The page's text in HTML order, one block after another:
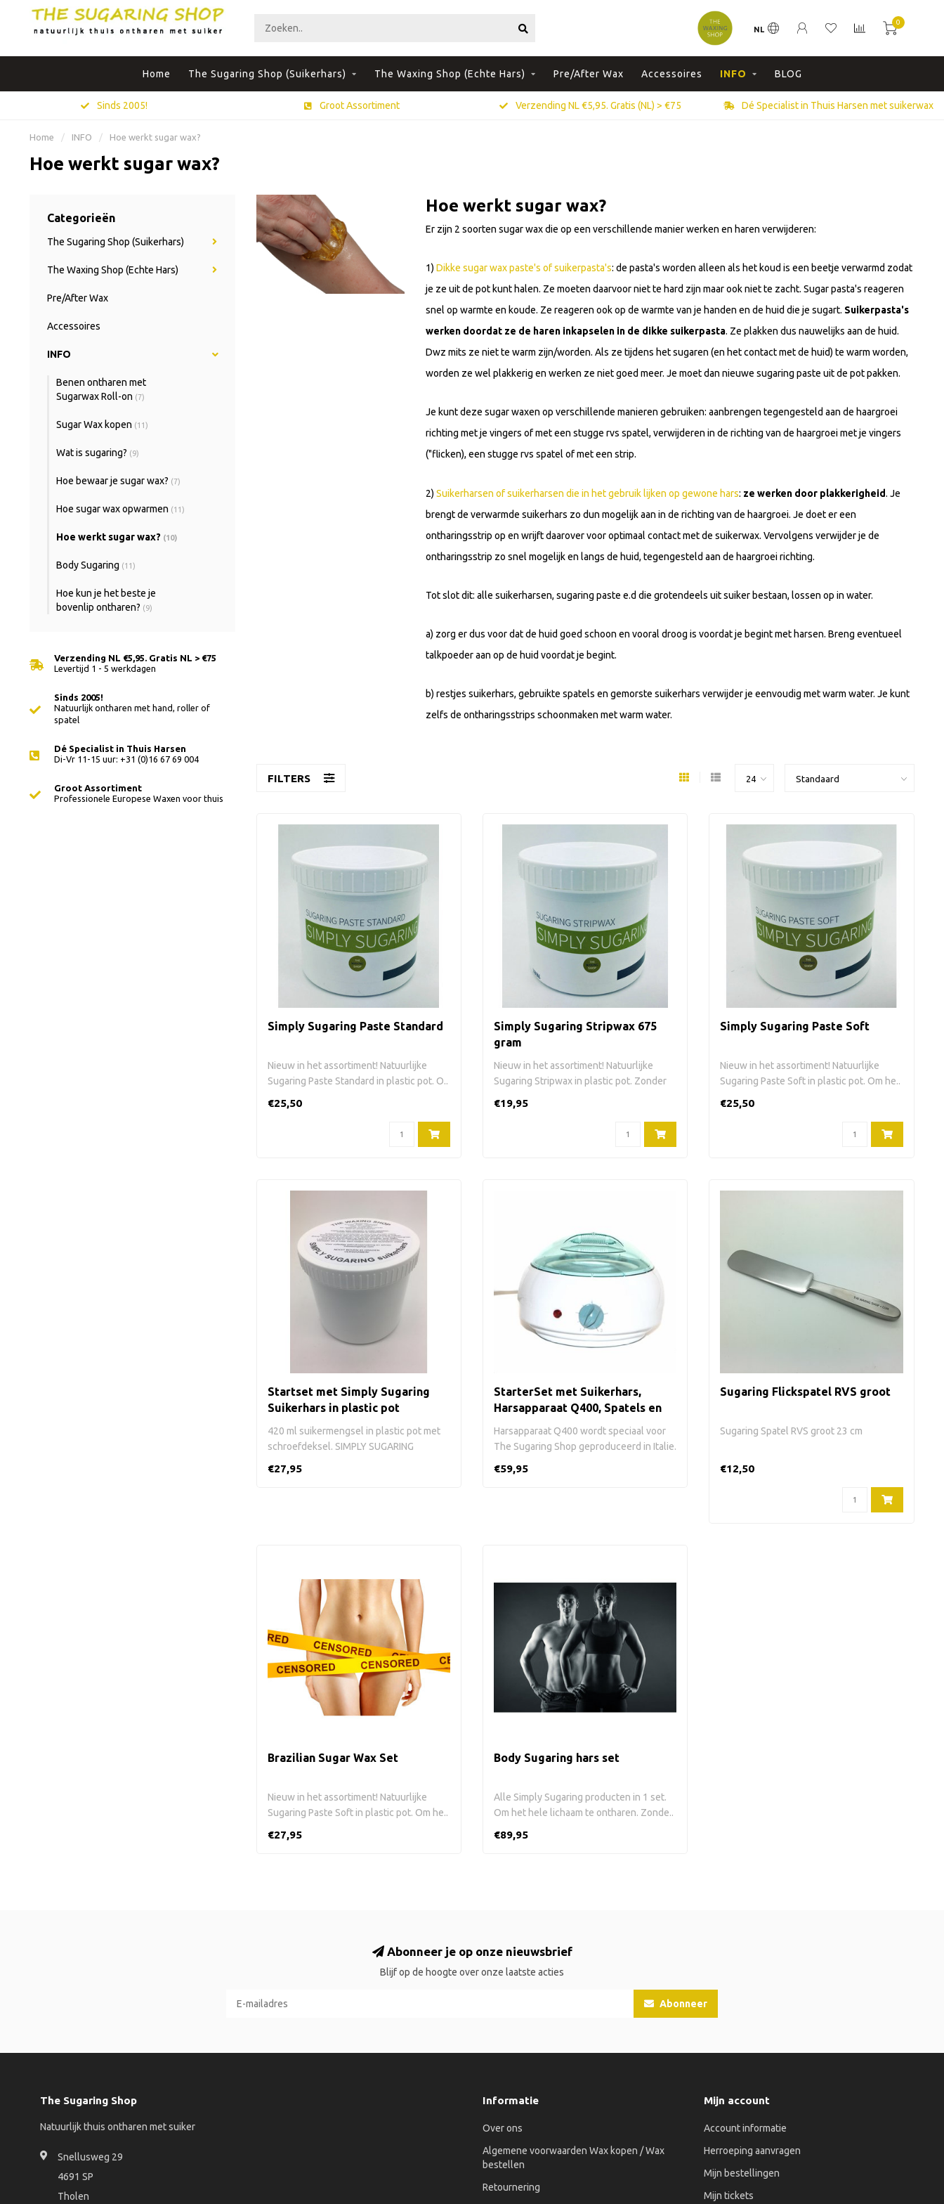
NL
0
Home The Sugaring Shop (Suikerhars) The Waxing Shop (Echte Hars) Pre/After Wax Accessoires INFO BLOG
Sinds 2005! Groot Assortiment Verzending NL €5,95. Gratis (NL) > €75 Dé Specialist in Thuis Harsen met suikerwax
Home / INFO / Hoe werkt sugar wax?
Hoe werkt sugar wax?
Categorieën
The Sugaring Shop (Suikerhars)
The Waxing Shop (Echte Hars)
Pre/After Wax
Accessoires
INFO
Benen ontharen met
Sugarwax Roll-on (7)
Sugar Wax kopen (11)
Wat is sugaring? (9)
Hoe bewaar je sugar wax? (7)
Hoe sugar wax opwarmen (11)
Hoe werkt sugar wax? (10)
Body Sugaring (11)
Hoe kun je het beste je
bovenlip ontharen? (9)
Verzending NL €5,95. Gratis NL > €75
Levertijd 1 - 5 werkdagen
Sinds 2005!
Natuurlijk ontharen met hand, roller of
spatel
Dé Specialist in Thuis Harsen
Di-Vr 11-15 uur: +31 (0)16 67 69 004
Groot Assortiment
Professionele Europese Waxen voor thuis
Hoe werkt sugar wax?
Er zijn 2 soorten sugar wax die op een verschillende manier werken en haren verwijderen:
1)Dikke sugar wax paste's of suikerpasta's: de pasta's worden alleen als het koud is een beetje verwarmd zodat
je ze uit de pot kunt halen. Ze moeten daarvoor niet te hard zijn maar ook niet te zacht. Sugar pasta's reageren
snel op warmte en koude. Ze reageren ook op de warmte van je handen en de huid die je sugart. Suikerpasta's
werken doordat ze de haren inkapselen in de dikke suikerpasta. Ze plakken dus nauwelijks aan de huid.
Dwz mits ze niet te warm zijn/worden. Als ze tijdens het sugaren (en het contact met de huid) te warm worden,
worden ze wel plakkerig en werken ze niet goed meer. Je moet dan nieuwe sugaring paste uit de pot pakken.
Je kunt deze sugar waxen op verschillende manieren gebruiken: aanbrengen tegengesteld aan de haargroei
richting met je vingers of met een stugge rvs spatel, verwijderen in de richting van de haargroei met je vingers
("flicken), een stugge rvs spatel of met een strip.
2)Suikerharsen of suikerharsen die in het gebruik lijken op gewone hars: ze werken door plakkerigheid. Je
brengt de verwarmde suikerhars zo dun mogelijk aan in de richting van de haargroei. Je doet er een
ontharingsstrip op en wrijft daarover voor optimaal contact met de suikerwax. Vervolgens verwijder je de
ontharingsstrip zo snel mogelijk en langs de huid, tegengesteld aan de haargroei richting.
Tot slot dit: alle suikerharsen, sugaring paste e.d die grotendeels uit suiker bestaan, lossen op in water.
a) zorg er dus voor dat de huid goed schoon en vooral droog is voordat je begint met harsen. Breng eventueel
talkpoeder aan op de huid voordat je begint.
b) restjes suikerhars, gebruikte spatels en gemorste suikerhars verwijder je eenvoudig met warm water. Je kunt
zelfs de ontharingsstrips schoonmaken met warm water.
FILTERS
Simply Sugaring Paste Standard
Nieuw in het assortiment! Natuurlijke
Sugaring Paste Standard in plastic pot. O..
€25,50
Simply Sugaring Stripwax 675
gram
Nieuw in het assortiment! Natuurlijke
Sugaring Stripwax in plastic pot. Zonder
€19,95
Simply Sugaring Paste Soft
Nieuw in het assortiment! Natuurlijke
Sugaring Paste Soft in plastic pot. Om he..
€25,50
Startset met Simply Sugaring
Suikerhars in plastic pot
420 ml suikermengsel in plastic pot met
schroefdeksel. SIMPLY SUGARING
€27,95
StarterSet met Suikerhars,
Harsapparaat Q400, Spatels en
Harsapparaat Q400 wordt speciaal voor
The Sugaring Shop geproduceerd in Italie.
€59,95
Sugaring Flickspatel RVS groot
Sugaring Spatel RVS groot 23 cm
€12,50
Brazilian Sugar Wax Set
Nieuw in het assortiment! Natuurlijke
Sugaring Paste Soft in plastic pot. Om he..
€27,95
Body Sugaring hars set
Alle Simply Sugaring producten in 1 set.
Om het hele lichaam te ontharen. Zonde..
€89,95
Abonneer je op onze nieuwsbrief
Blijf op de hoogte over onze laatste acties
Abonneer
The Sugaring Shop
Natuurlijk thuis ontharen met suiker
Snellusweg 29
4691 SP
Tholen
Informatie
Over ons
Algemene voorwaarden Wax kopen / Wax
bestellen
Retournering
Mijn account
Account informatie
Herroeping aanvragen
Mijn bestellingen
Mijn tickets